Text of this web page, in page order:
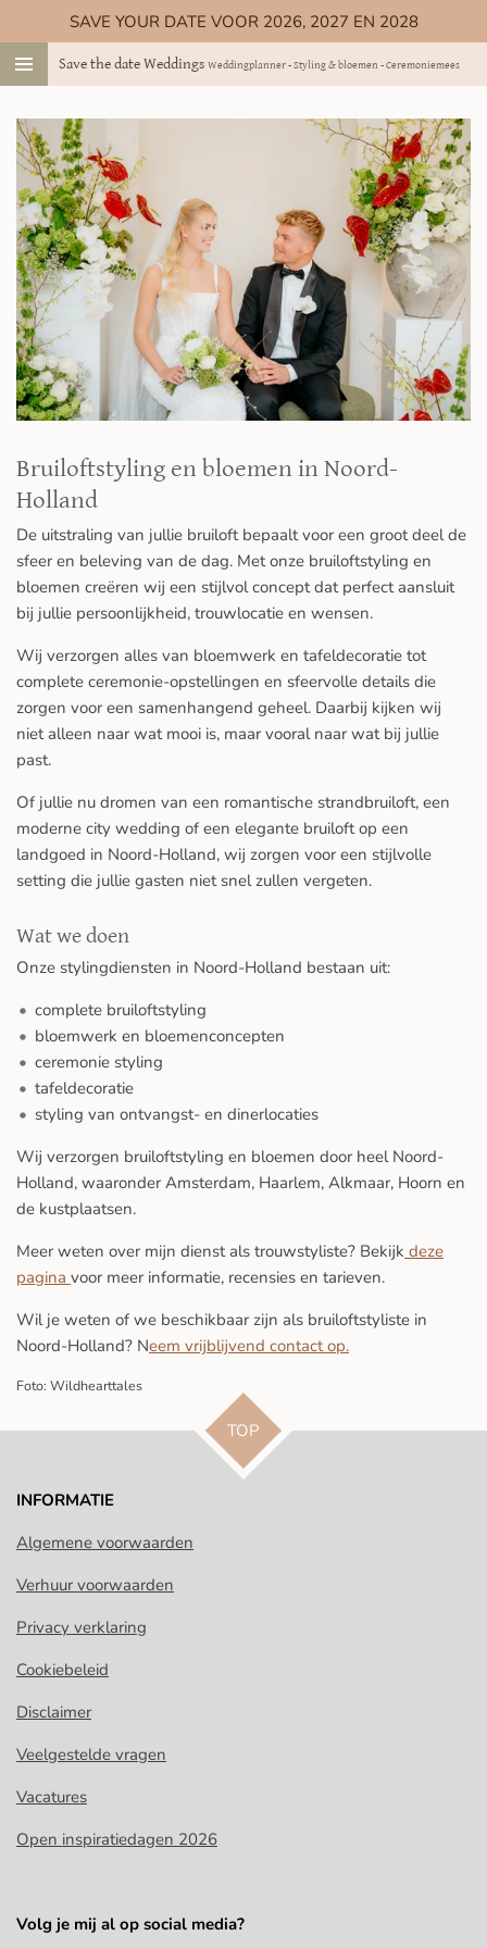
direct
naar
hoofdinhoud
Save the date Weddings Weddingplanner - Styling & bloemen - Ceremoniemeester
SAVE YOUR DATE VOOR 2026, 2027 EN 2028
Bruiloftstyling en bloemen in Noord-
Holland
De uitstraling van jullie bruiloft bepaalt voor een groot deel de
sfeer en beleving van de dag. Met onze bruiloftstyling en
bloemen creëren wij een stijlvol concept dat perfect aansluit
bij jullie persoonlijkheid, trouwlocatie en wensen.
Wij verzorgen alles van bloemwerk en tafeldecoratie tot
complete ceremonie-opstellingen en sfeervolle details die
zorgen voor een samenhangend geheel. Daarbij kijken wij
niet alleen naar wat mooi is, maar vooral naar wat bij jullie
past.
Of jullie nu dromen van een romantische strandbruiloft, een
moderne city wedding of een elegante bruiloft op een
landgoed in Noord-Holland, wij zorgen voor een stijlvolle
setting die jullie gasten niet snel zullen vergeten.
Wat we doen
Onze stylingdiensten in Noord-Holland bestaan uit:
complete bruiloftstyling
bloemwerk en bloemenconcepten
ceremonie styling
tafeldecoratie
styling van ontvangst- en dinerlocaties
Wij verzorgen bruiloftstyling en bloemen door heel Noord-
Holland, waaronder Amsterdam, Haarlem, Alkmaar, Hoorn en
de kustplaatsen.
Meer weten over mijn dienst als trouwstyliste? Bekijk deze
pagina voor meer informatie, recensies en tarieven.
Wil je weten of we beschikbaar zijn als bruiloftstyliste in
Noord-Holland? Neem vrijblijvend contact op.
Foto: Wildhearttales
TOP
INFORMATIE
Algemene voorwaarden
Verhuur voorwaarden
Privacy verklaring
Cookiebeleid
Disclaimer
Veelgestelde vragen
Vacatures
Open inspiratiedagen 2026
Volg je mij al op social media?